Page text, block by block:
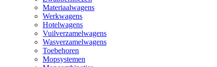
Materiaalwagens
Werkwagens
Hotelwagens
Vuilverzamelwagens
Wasverzamelwagens
Toebehoren
Mopsystemen